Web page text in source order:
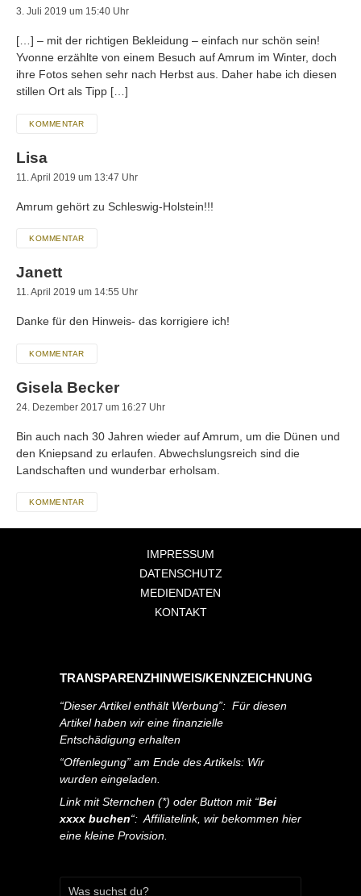
3. Juli 2019 um 15:40 Uhr
[…] – mit der richtigen Bekleidung – einfach nur schön sein!
Yvonne erzählte von einem Besuch auf Amrum im Winter, doch
ihre Fotos sehen sehr nach Herbst aus. Daher habe ich diesen
stillen Ort als Tipp […]
KOMMENTAR
Lisa
11. April 2019 um 13:47 Uhr
Amrum gehört zu Schleswig-Holstein!!!
KOMMENTAR
Janett
11. April 2019 um 14:55 Uhr
Danke für den Hinweis- das korrigiere ich!
KOMMENTAR
Gisela Becker
24. Dezember 2017 um 16:27 Uhr
Bin auch nach 30 Jahren wieder auf Amrum, um die Dünen und
den Kniepsand zu erlaufen. Abwechslungsreich sind die
Landschaften und wunderbar erholsam.
KOMMENTAR
IMPRESSUM
DATENSCHUTZ
MEDIENDATEN
KONTAKT
TRANSPARENZHINWEIS/KENNZEICHNUNG
“Dieser Artikel enthält Werbung”: Für diesen
Artikel haben wir eine finanzielle
Entschädigung erhalten
“Offenlegung” am Ende des Artikels: Wir
wurden eingeladen.
Link mit Sternchen (*) oder Button mit “Bei
xxxx buchen“: Affiliatelink, wir bekommen hier
eine kleine Provision.